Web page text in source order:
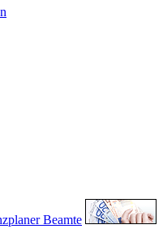
Beamte